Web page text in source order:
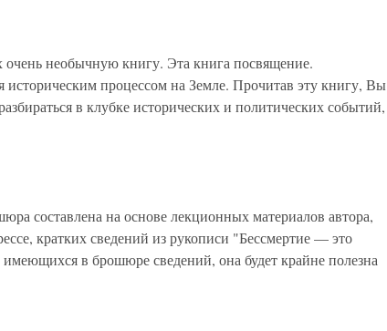
очень необычную книгу. Эта книга посвящение.
процессом на Земле. Прочитав эту книгу, Вы
в клубке исторических и политических событий,
составлена на основе лекционных материалов автора,
кратких сведений из рукописи "Бессмертие — это
имеющихся в брошюре сведений, она будет крайне полезна